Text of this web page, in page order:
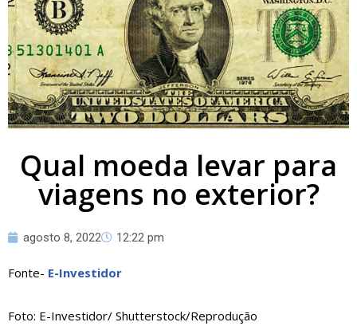
Qual moeda levar para
viagens no exterior?
agosto 8, 2022 12:22 pm
Fonte- E-Investidor
Foto: E-Investidor/ Shutterstock/Reprodução